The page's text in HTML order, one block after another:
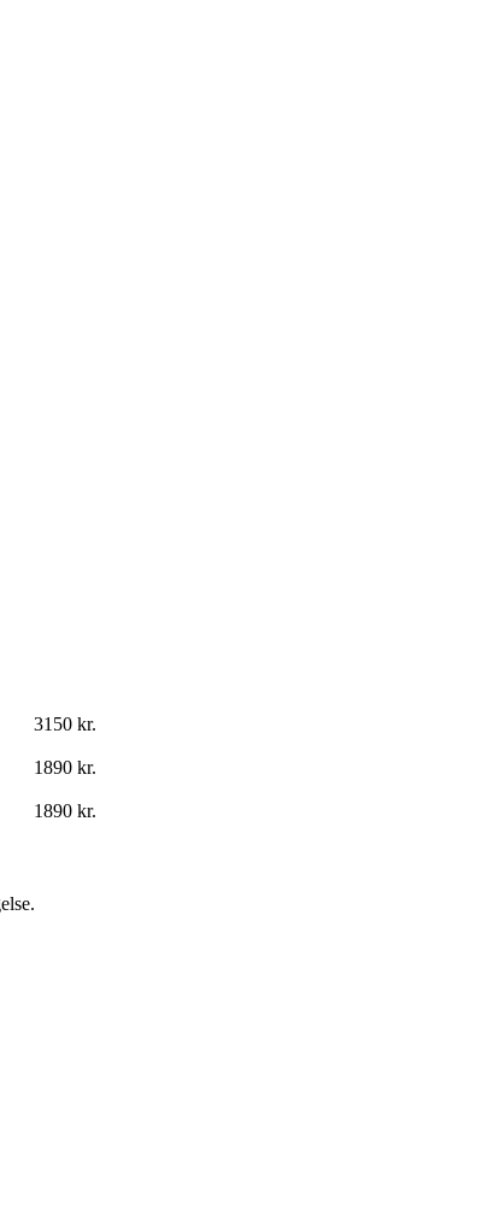
3150 kr.
1890 kr.
1890 kr.